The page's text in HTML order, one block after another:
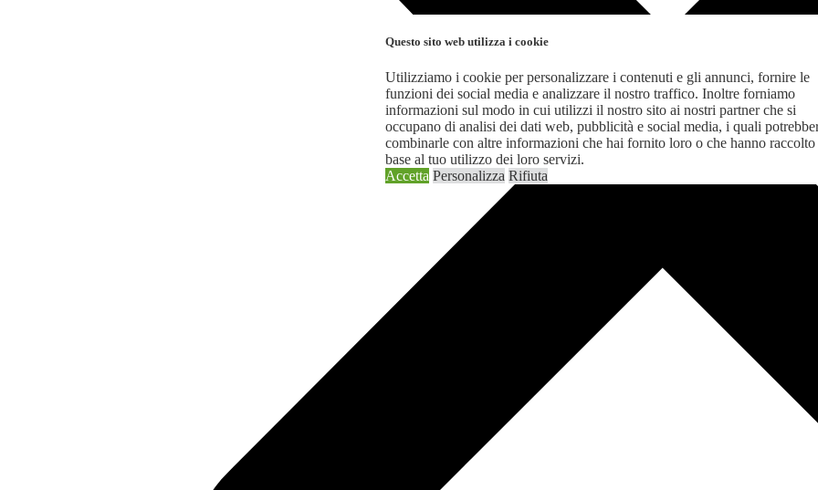
Questo sito web utilizza i cookie
Utilizziamo i cookie per personalizzare i contenuti e gli annunci, fornire le
funzioni dei social media e analizzare il nostro traffico. Inoltre forniamo
informazioni sul modo in cui utilizzi il nostro sito ai nostri partner che si
occupano di analisi dei dati web, pubblicità e social media, i quali
combinarle con altre informazioni che hai fornito loro o che hanno
base al tuo utilizzo dei loro servizi.
Accetta Personalizza Rifiuta